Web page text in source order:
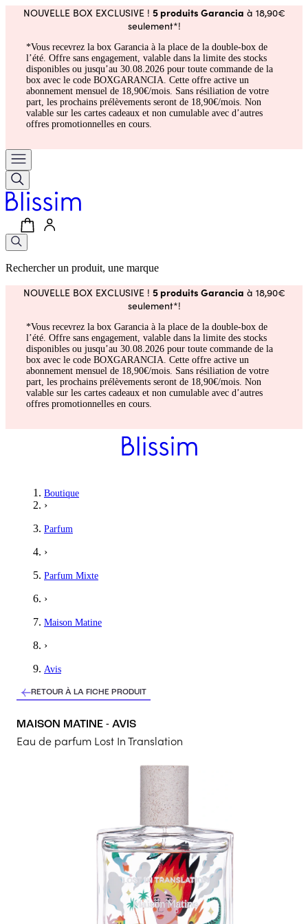
NOUVELLE BOX EXCLUSIVE ! 5 produits Garancia à 18,90€
seulement*!
*Vous recevrez la box Garancia à la place de la double-box de
l’été. Offre sans engagement, valable dans la limite des stocks
disponibles ou jusqu’au 30.08.2026 pour toute commande de la
box avec le code BOXGARANCIA. Cette offre active un
abonnement mensuel de 18,90€/mois. Sans résiliation de votre
part, les prochains prélèvements seront de 18,90€/mois. Non
valable sur les cartes cadeaux et non cumulable avec d’autres
offres promotionnelles en cours.
Rechercher un produit, une marque
NOUVELLE BOX EXCLUSIVE ! 5 produits Garancia à 18,90€
seulement*!
*Vous recevrez la box Garancia à la place de la double-box de
l’été. Offre sans engagement, valable dans la limite des stocks
disponibles ou jusqu’au 30.08.2026 pour toute commande de la
box avec le code BOXGARANCIA. Cette offre active un
abonnement mensuel de 18,90€/mois. Sans résiliation de votre
part, les prochains prélèvements seront de 18,90€/mois. Non
valable sur les cartes cadeaux et non cumulable avec d’autres
offres promotionnelles en cours.
Flora
Unique
Un parfum unisexe avec un odeur unique et un flacon
5 /5
J'aime vraiment j'ai l'impression de sortir d'un bar sans y avoir
Mixte sur toute la longueur
Parfum qui convient aussi bien aux hommes qu’aux femmes ,
Boutique
›
Parfum
›
Parfum Mixte
›
Maison Matine
›
Avis
RETOUR À LA FICHE PRODUIT
MAISON MATINE - AVIS
Eau de parfum Lost In Translation